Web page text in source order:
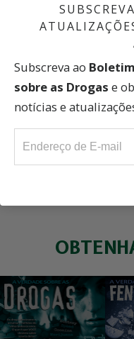
N-Bomb: Uma
O que os
Dirão
A Verdade sobre
Subscreva ao
sobre as Drogas e
notícias e